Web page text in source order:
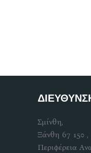
Σμίνθη,
Ξάνθη 67 150 ,
Περιφέρεια